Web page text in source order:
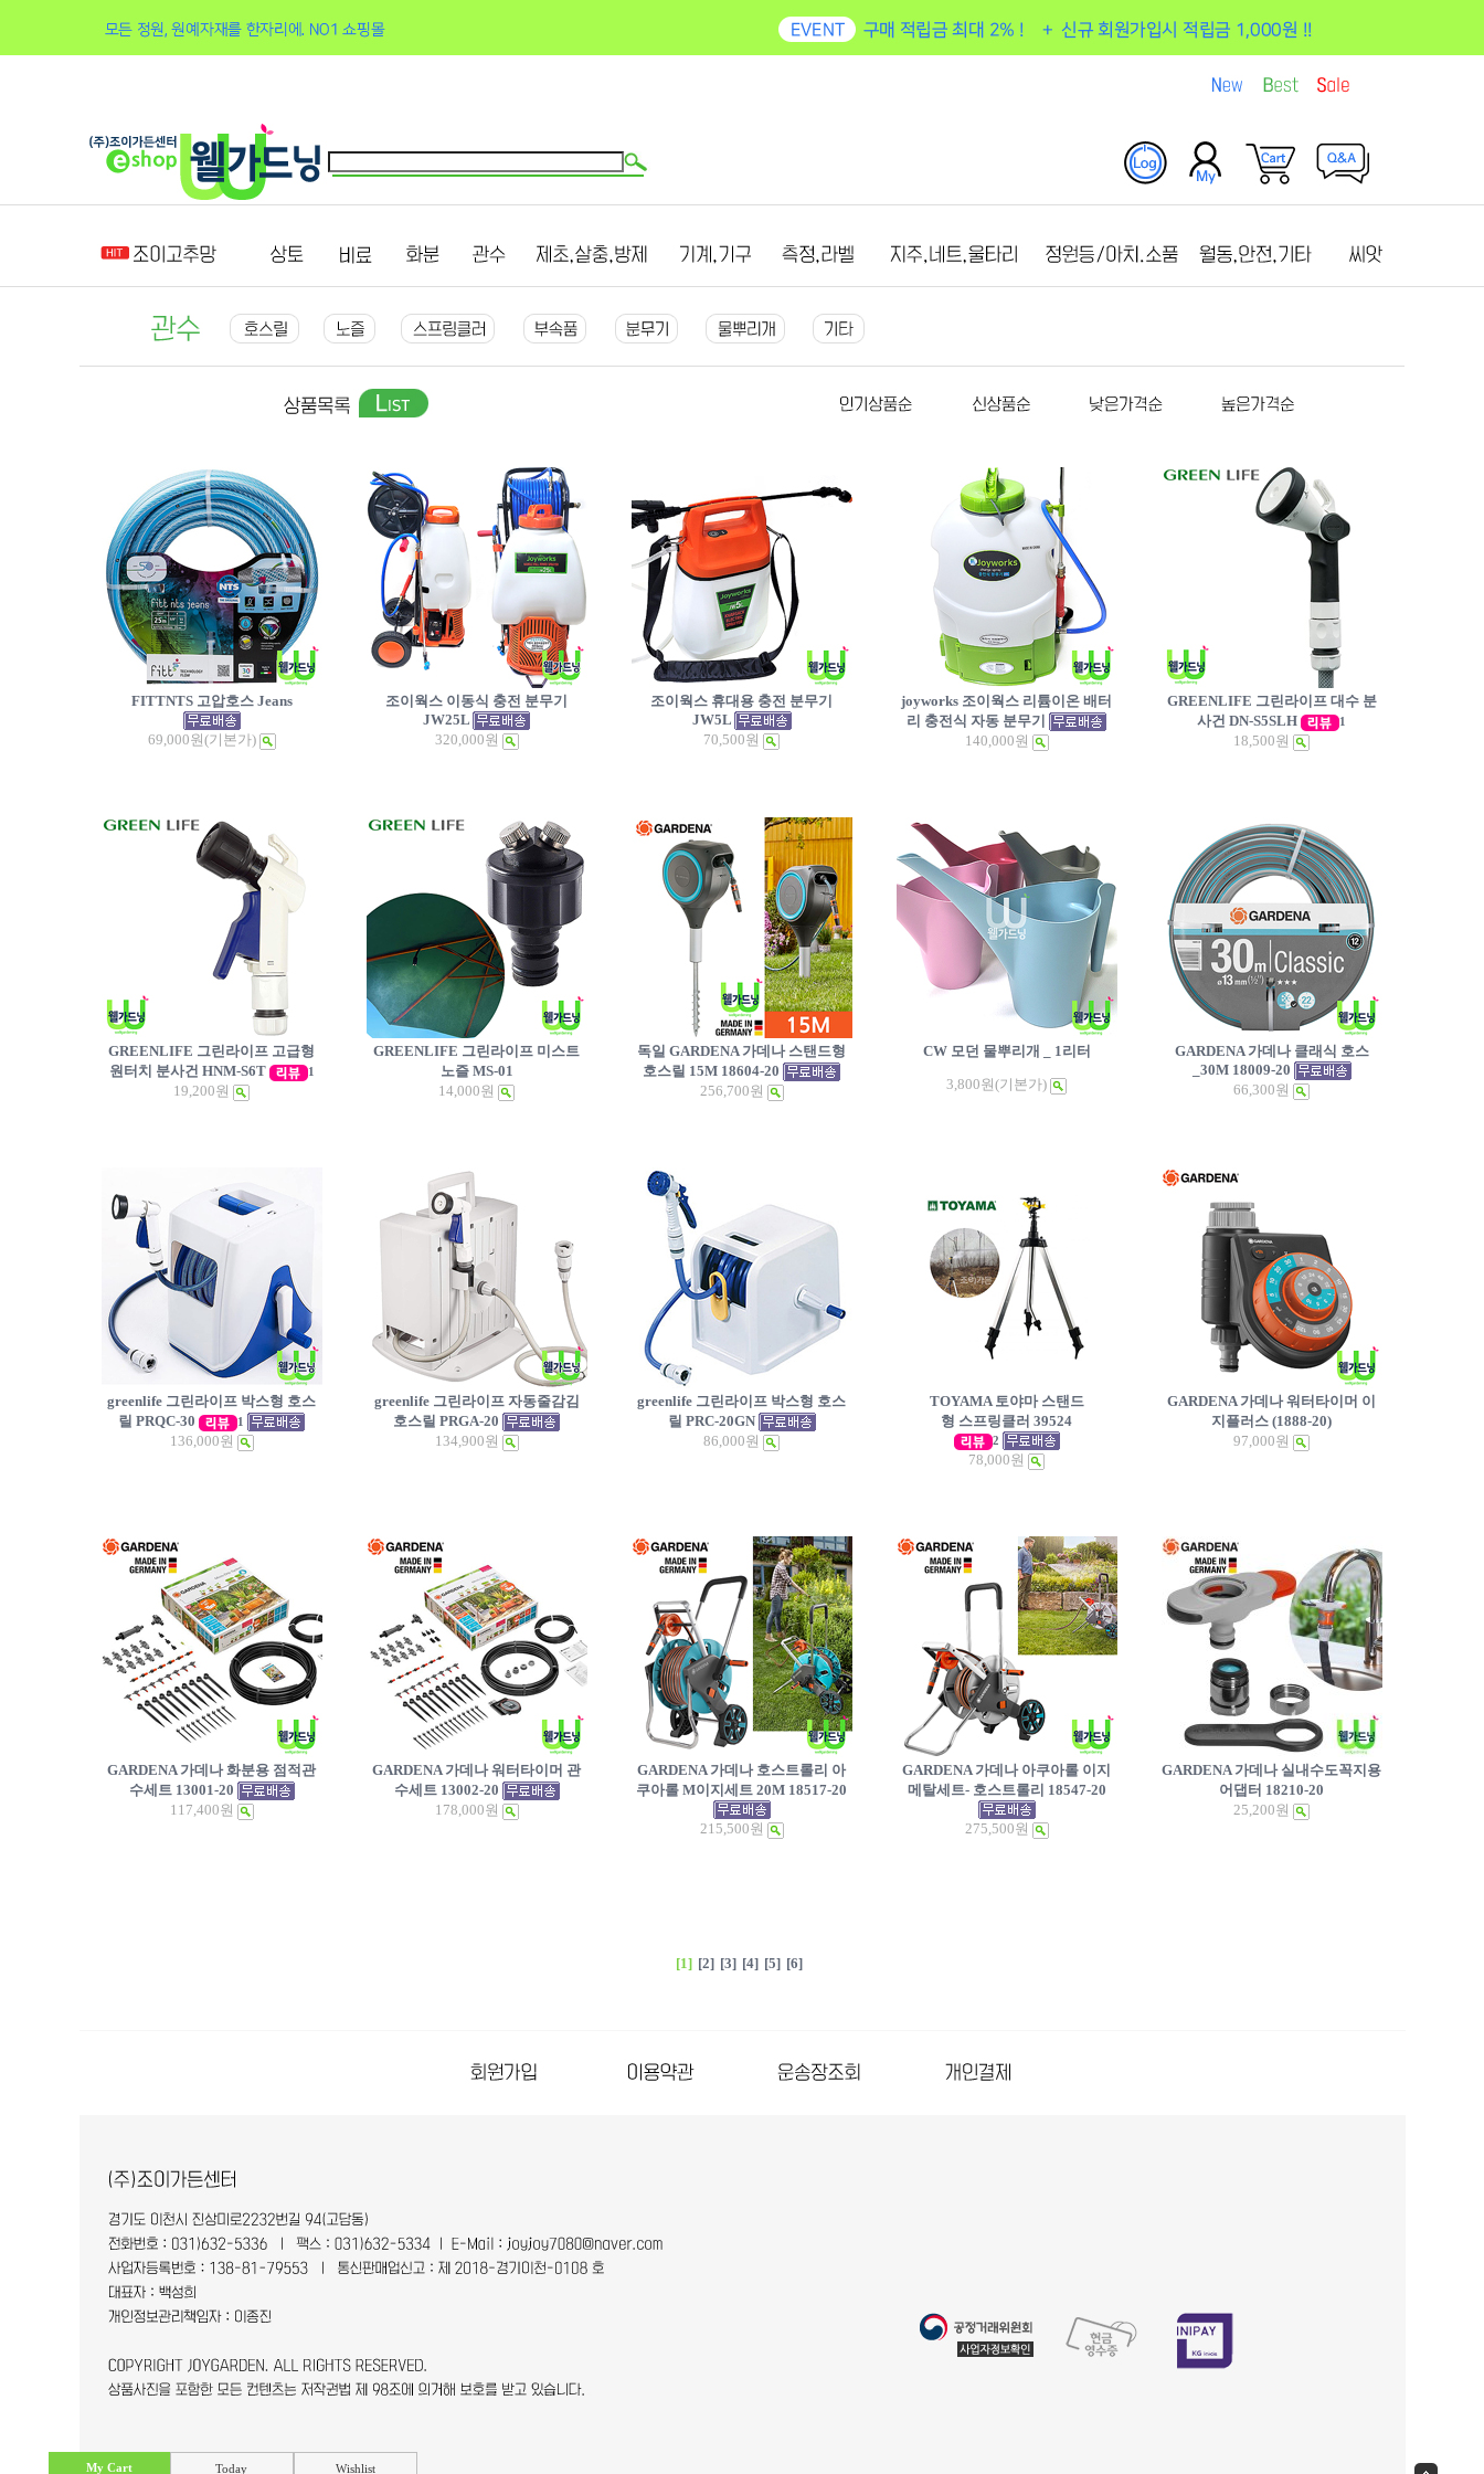
FITTNTS 고압호스 Jeans
69,000원(기본가)
조이웍스 이동식 충전 분무기
JW25L
320,000원
조이웍스 휴대용 충전 분무기
JW5L
70,500원
joyworks 조이웍스 리튬이온 배터
리 충전식 자동 분무기
140,000원
GREENLIFE 그린라이프 대수 분
사건 DN-S5SLH
1
18,500원
GREENLIFE 그린라이프 고급형
원터치 분사건 HNM-S6T
1
19,200원
GREENLIFE 그린라이프 미스트
노즐 MS-01
14,000원
독일 GARDENA 가데나 스탠드형
호스릴 15M 18604-20
256,700원
CW 모던 물뿌리개 _ 1리터
3,800원(기본가)
GARDENA 가데나 클래식 호스
_30M 18009-20
66,300원
greenlife 그린라이프 박스형 호스
릴 PRQC-30
1
136,000원
greenlife 그린라이프 자동줄감김
호스릴 PRGA-20
134,900원
greenlife 그린라이프 박스형 호스
릴 PRC-20GN
86,000원
TOYAMA 토야마 스탠드
형 스프링클러 39524
2
78,000원
GARDENA 가데나 워터타이머 이
지플러스 (1888-20)
97,000원
GARDENA 가데나 화분용 점적관
수세트 13001-20
117,400원
GARDENA 가데나 워터타이머 관
수세트 13002-20
178,000원
GARDENA 가데나 호스트롤리 아
쿠아롤 M이지세트 20M 18517-20
215,500원
GARDENA 가데나 아쿠아롤 이지
메탈세트- 호스트롤리 18547-20
275,500원
GARDENA 가데나 실내수도꼭지용
어댑터 18210-20
25,200원
[1] [2] [3] [4] [5] [6]
My Cart Today Wishlist